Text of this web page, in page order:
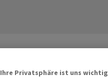
Ihre Privatsphäre ist uns wichtig